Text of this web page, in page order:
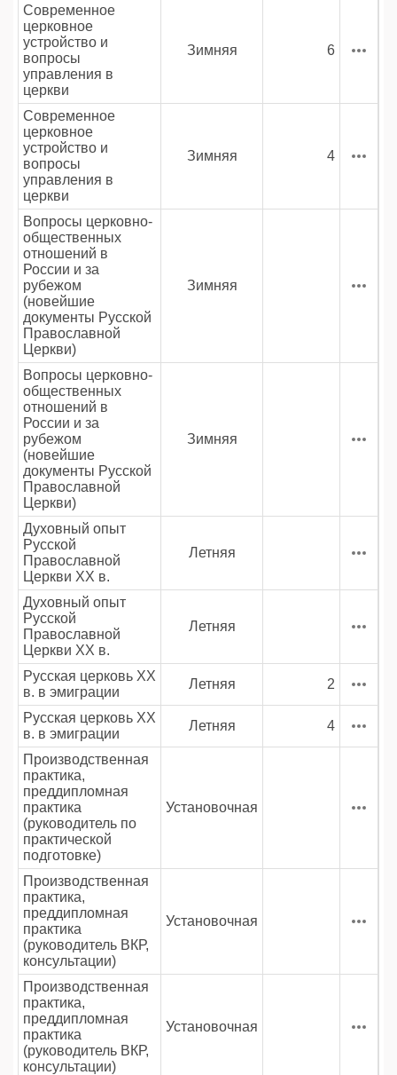
Современное
церковное
устройство и
вопросы
управления в
церкви
Зимняя 6
Современное
церковное
устройство и
вопросы
управления в
церкви
Зимняя 4
Вопросы церковно-
общественных
отношений в
России и за
рубежом
(новейшие
документы Русской
Православной
Церкви)
Зимняя
Вопросы церковно-
общественных
отношений в
России и за
рубежом
(новейшие
документы Русской
Православной
Церкви)
Зимняя
Духовный опыт
Русской
Православной
Церкви XX в.
Летняя
Духовный опыт
Русской
Православной
Церкви XX в.
Летняя
Русская церковь XX
в. в эмиграции
Летняя 2
Русская церковь XX
в. в эмиграции
Летняя 4
Производственная
практика,
преддипломная
практика
(руководитель по
практической
подготовке)
Установочная
Производственная
практика,
преддипломная
практика
(руководитель ВКР,
консультации)
Установочная
Производственная
практика,
преддипломная
практика
(руководитель ВКР,
консультации)
Установочная